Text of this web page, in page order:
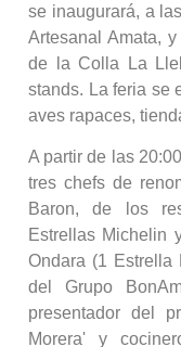
se inaugurará, a
Artesanal Amata,
de la Colla La
stands. La feria se
aves rapaces,
A partir de las
tres chefs de
Baron, de los
Estrellas Michelin
Ondara (1
del Grupo
presentador del
Morera' y